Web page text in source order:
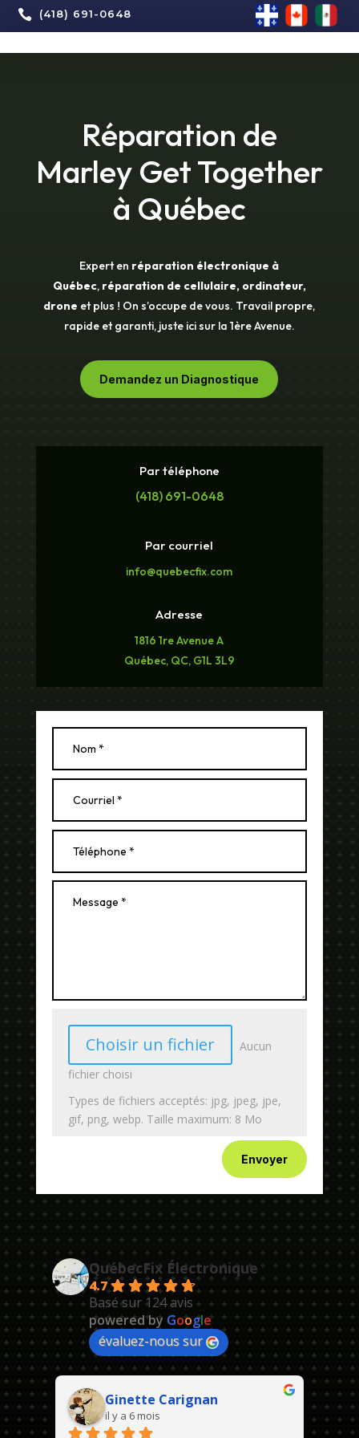
 (418) 691-0648
Réparation de
Marley Get Together
à Québec
Expert en réparation électronique à
Québec, réparation de cellulaire, ordinateur,
drone et plus ! On s’occupe de vous. Travail propre,
rapide et garanti, juste ici sur la 1ère Avenue.
Demandez un Diagnostique
Par téléphone
(418) 691-0648
Par courriel
info@quebecfix.com
Adresse
1816 1re Avenue A
Québec, QC, G1L 3L9
Choisir un fichier
Aucun
fichier choisi
Types de fichiers acceptés: jpg, jpeg, jpe,
gif, png, webp. Taille maximum: 8 Mo
Envoyer
QuébecFix Électronique
4.7
Basé sur 124 avis
powered by Google
évaluez-nous sur
Ginette Carignan
il y a 6 mois